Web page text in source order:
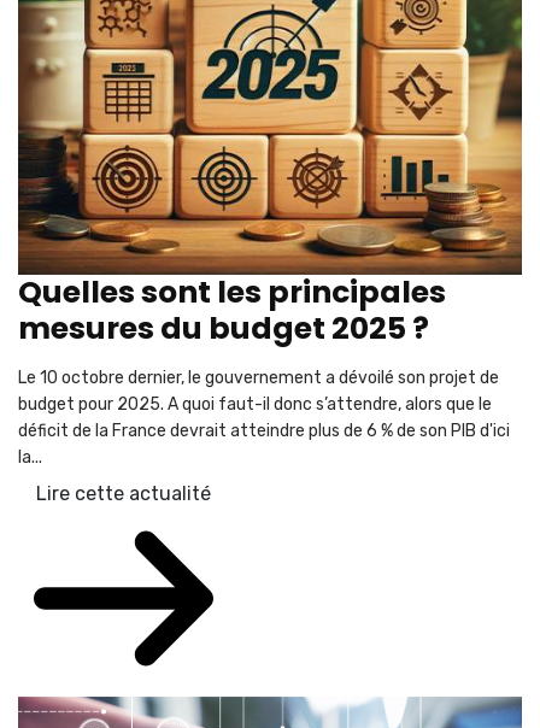
Quelles sont les principales
mesures du budget 2025 ?
Le 10 octobre dernier, le gouvernement a dévoilé son projet de
budget pour 2025. A quoi faut-il donc s’attendre, alors que le
déficit de la France devrait atteindre plus de 6 % de son PIB d'ici
la...
Lire cette actualité